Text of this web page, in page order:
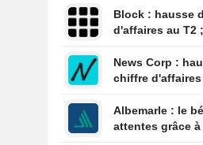
Block : hausse
d'affaires au T2
News Corp :
chiffre
Albemarle : le
attentes grâce